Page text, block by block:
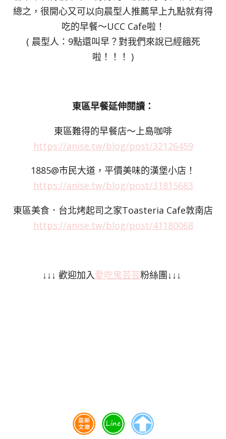
總之，很開心又可以向晨型人推薦早上九點就有得
吃的早餐～UCC Cafe啦！
( 晨型人：9點還叫早？對我們來說已經餓死
啦！！！ )
東區早餐延伸閱讀：
東區難得的早餐店～上島咖啡
https://anise.tw/blog/post/32126459
1885@市民大道，平價美味的漢堡小店！
https://anise.tw/blog/post/31815683
東區美食．台北烤起司之家Toasteria Cafe敦南店
https://anise.tw/blog/post/41180068
↓↓↓ 歡迎加入愛吃鬼芸芸粉絲團↓↓↓